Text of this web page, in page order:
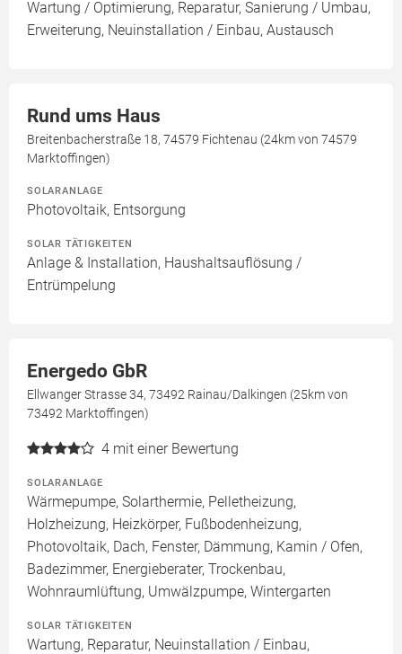
Wartung / Optimierung, Reparatur, Sanierung / Umbau,
Erweiterung, Neuinstallation / Einbau, Austausch
Rund ums Haus
Breitenbacherstraße 18, 74579 Fichtenau (24km von 74579
Marktoffingen)
SOLARANLAGE
Photovoltaik, Entsorgung
SOLAR TÄTIGKEITEN
Anlage & Installation, Haushaltsauflösung /
Entrümpelung
Energedo GbR
Ellwanger Strasse 34, 73492 Rainau/Dalkingen (25km von
73492 Marktoffingen)
4 mit einer Bewertung
SOLARANLAGE
Wärmepumpe, Solarthermie, Pelletheizung,
Holzheizung, Heizkörper, Fußbodenheizung,
Photovoltaik, Dach, Fenster, Dämmung, Kamin / Ofen,
Badezimmer, Energieberater, Trockenbau,
Wohnraumlüftung, Umwälzpumpe, Wintergarten
SOLAR TÄTIGKEITEN
Wartung, Reparatur, Neuinstallation / Einbau,